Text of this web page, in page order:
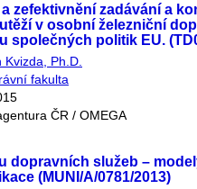
zefektivnění zadávání a
v osobní železniční
společných politik EU.
Ph.D.
fakulta
ČR / OMEGA
dopravních služeb –
(MUNI/A/0781/2013)